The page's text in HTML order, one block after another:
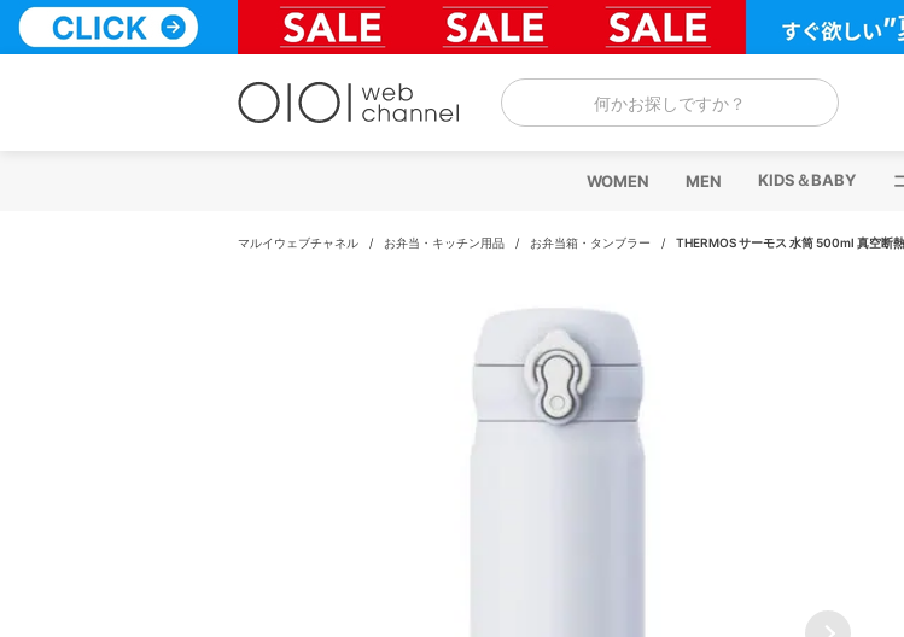
テ
何かお探しですか？
WOMEN MEN KIDS＆BABY
マルイウェブチャネル / お弁当・キッチン用品 / お弁当箱・タンブラー / THERMOS サーモス 水筒 500ml 真空断